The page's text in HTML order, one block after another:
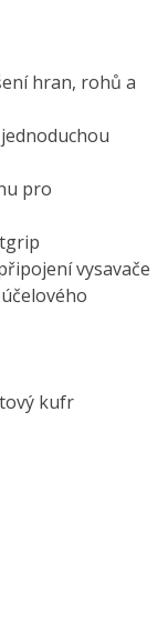
hran, rohů a
pro
vysavače
kufr